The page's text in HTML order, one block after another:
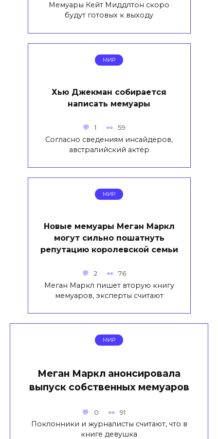
Мемуары Кейт Миддлтон скоро
будут готовых к выходу
МИР
Хью Джекман собирается
написать мемуары
1 59
Согласно сведениям инсайдеров,
австралийский актёр
МИР
Новые мемуары Меган Маркл
могут сильно пошатнуть
репутацию королевской семьи
2 76
Меган Маркл пишет вторую книгу
мемуаров, эксперты считают
МИР
Меган Маркл анонсировала
выпуск собственных мемуаров
0 91
Поклонники и журналисты считают, что в
книге девушка